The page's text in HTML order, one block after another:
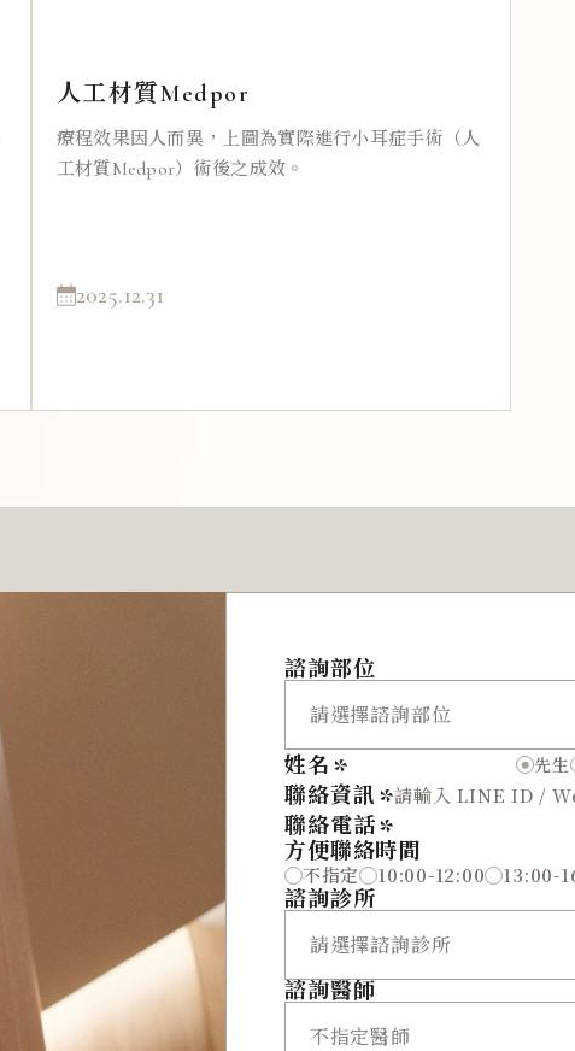
人工材質Medpor
療程效果因人而異，上圖為實際進行小耳症手術（人
工材質Medpor）術後之成效。
2025.12.31
諮詢部位
姓名 先生
聯絡資訊
聯絡電話
方便聯絡時間
不指定 10:00-12:00 13:00-
諮詢診所
諮詢醫師